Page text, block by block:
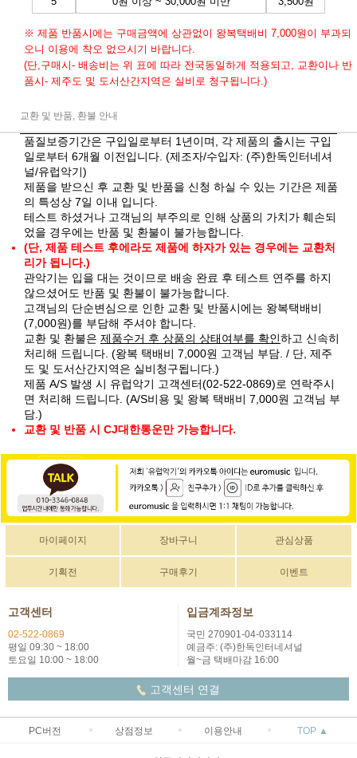
※ 제품 반품시에는 구매금액에 상관없이 왕복택배비 7,000원이 부과되
오니 이용에 착오 없으시기 바랍니다.
(단,구매시- 배송비는 위 표에 따라 전국동일하게 적용되고, 교환이나 반
품시- 제주도 및 도서산간지역은 실비로 청구됩니다.)
교환 및 반품, 환불 안내
품질보증기간은 구입일로부터 1년이며, 각 제품의 출시는 구입
일로부터 6개월 이전입니다. (제조자/수입자: (주)한독인터네셔
널/유럽악기)
제품을 받으신 후 교환 및 반품을 신청 하실 수 있는 기간은 제품
의 특성상 7일 이내 입니다.
테스트 하셨거나 고객님의 부주의로 인해 상품의 가치가 훼손되
었을 경우에는 반품 및 환불이 불가능합니다.
(단, 제품 테스트 후에라도 제품에 하자가 있는 경우에는 교환처
리가 됩니다.)
관악기는 입을 대는 것이므로 배송 완료 후 테스트 연주를 하지
않으셨어도 반품 및 환불이 불가능합니다.
고객님의 단순변심으로 인한 교환 및 반품시에는 왕복택배비
(7,000원)를 부담해 주셔야 합니다.
교환 및 환불은 제품수거 후 상품의 상태여부를 확인하고 신속히
처리해 드립니다. (왕복 택배비 7,000원 고객님 부담. / 단, 제주
도 및 도서산간지역은 실비청구됩니다.)
제품 A/S 발생 시 유럽악기 고객센터(02-522-0869)로 연락주시
면 처리해 드립니다. (A/S비용 및 왕복 택배비 7,000원 고객님 부
담.)
교환 및 반품 시 CJ대한통운만 가능합니다.
마이페이지 장바구니 관심상품
기획전 구매후기 이벤트
고객센터
02-522-0869
평일 09:30 ~ 18:00
토요일 10:00 ~ 18:00
입금계좌정보
국민 270901-04-033114
예금주: (주)한독인터네셔널
월~금 택배마감 16:00
고객센터 연결
PC버전 상점정보 이용안내 TOP ▲